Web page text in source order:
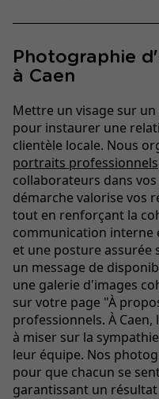
Photographie
à Caen
Mettre un visage sur
pour instaurer une
clientèle locale. Nous
portraits professionnels
collaborateurs dans
démarche valorise vos
tout en renforçant la
communication interne
et une posture
un message de
une galerie d'images
sur votre page "À
professionnels. À
à miser sur la
leur équipe. Nos
pour que chacun se
garantissant un